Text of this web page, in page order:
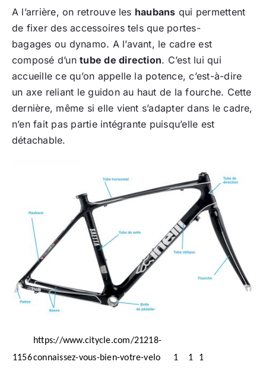
A l’arrière, on retrouve les haubans qui permettent
de fixer des accessoires tels que portes-
bagages ou dynamo. A l’avant, le cadre est
composé d’untube de direction. C’est lui qui
accueille ce qu’on appelle la potence, c’est-à-dire
un axe reliant le guidon au haut de la fourche. Cette
dernière, même si elle vient s’adapter dans le cadre,
n’en fait pas partie intégrante puisqu’elle est
détachable.
1156
https://www.citycle.com/21218-
connaissez-vous-bien-votre-velo
1 1 1